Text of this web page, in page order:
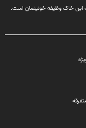
این خاک وظیفه خونینمان است.